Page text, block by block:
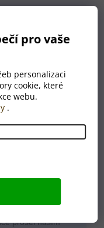
pro vaše
personalizaci
cookie, které
webu.
.
výběr produktů
prošel naším